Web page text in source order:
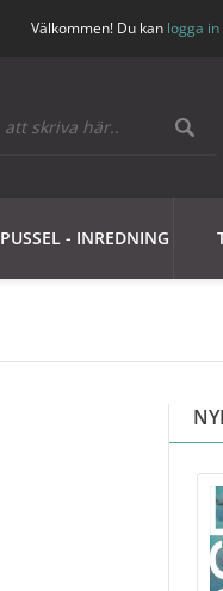
Välkommen! Du kan logga in
PUSSEL - INREDNING